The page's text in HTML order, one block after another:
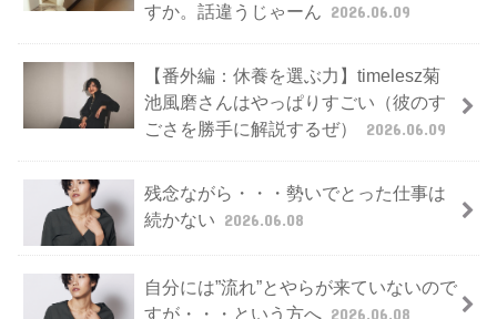
すか。話違うじゃーん 2026.06.09
【番外編：休養を選ぶ力】timelesz菊
池風磨さんはやっぱりすごい（彼のす
ごさを勝手に解説するぜ）
2026.06.09
残念ながら・・・勢いでとった仕事は
続かない 2026.06.08
自分には”流れ”とやらが来ていないので
すが・・・という方へ 2026.06.08